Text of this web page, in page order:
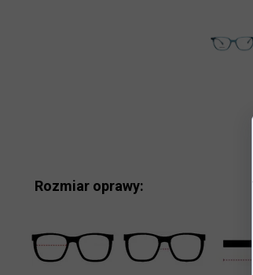
Rozmiar oprawy: